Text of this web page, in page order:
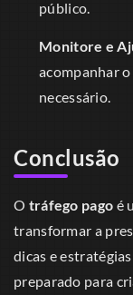
público.
Monitore e
acompanhar
necessário.
Conclusão
O tráfego pago é
transformar a
dicas e
preparado para